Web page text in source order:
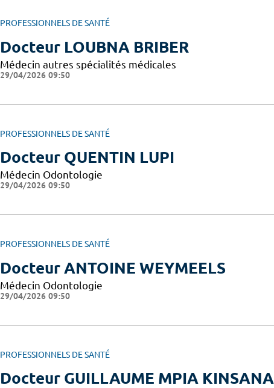
PROFESSIONNELS DE SANTÉ
Docteur LOUBNA BRIBER
Médecin autres spécialités médicales
29/04/2026 09:50
PROFESSIONNELS DE SANTÉ
Docteur QUENTIN LUPI
Médecin Odontologie
29/04/2026 09:50
PROFESSIONNELS DE SANTÉ
Docteur ANTOINE WEYMEELS
Médecin Odontologie
29/04/2026 09:50
PROFESSIONNELS DE SANTÉ
Docteur GUILLAUME MPIA KINSANA